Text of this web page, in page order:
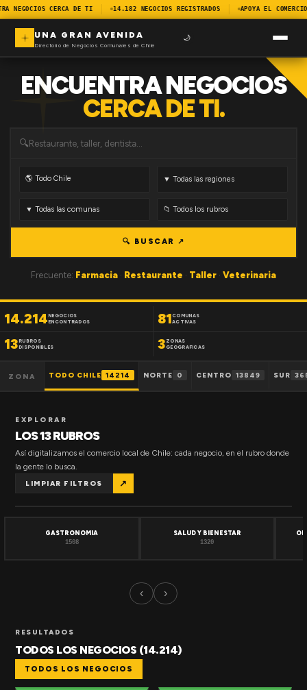
NEGOCIOS CERCA DE TI 14.182 NEGOCIOS REGISTRADOS APOYA EL
UNA GRAN AVENIDA
Directorio de Negocios Comunales de Chile
🌙
ENCUENTRA NEGOCIOS
CERCA DE TI.
🔍
🔍 BUSCAR ↗
Frecuente: Farmacia · Restaurante · Taller · Veterinaria
14.214NEGOCIOS
ENCONTRADOS
81 COMUNAS
ACTIVAS
13RUBROS
DISPONIBLES
3 ZONAS
GEOGRAFICAS
ZONA TODO CHILE 14214 NORTE 0 CENTRO 13849 SUR
EXPLORAR
LOS 13 RUBROS
Así digitalizamos el comercio local de Chile: cada negocio, en el rubro donde
la gente lo busca.
LIMPIAR FILTROS ↗
GASTRONOMIA
1508
SALUD Y BIENESTAR
1320
‹ ›
RESULTADOS
TODOS LOS NEGOCIOS (14.214)
TODOS LOS NEGOCIOS